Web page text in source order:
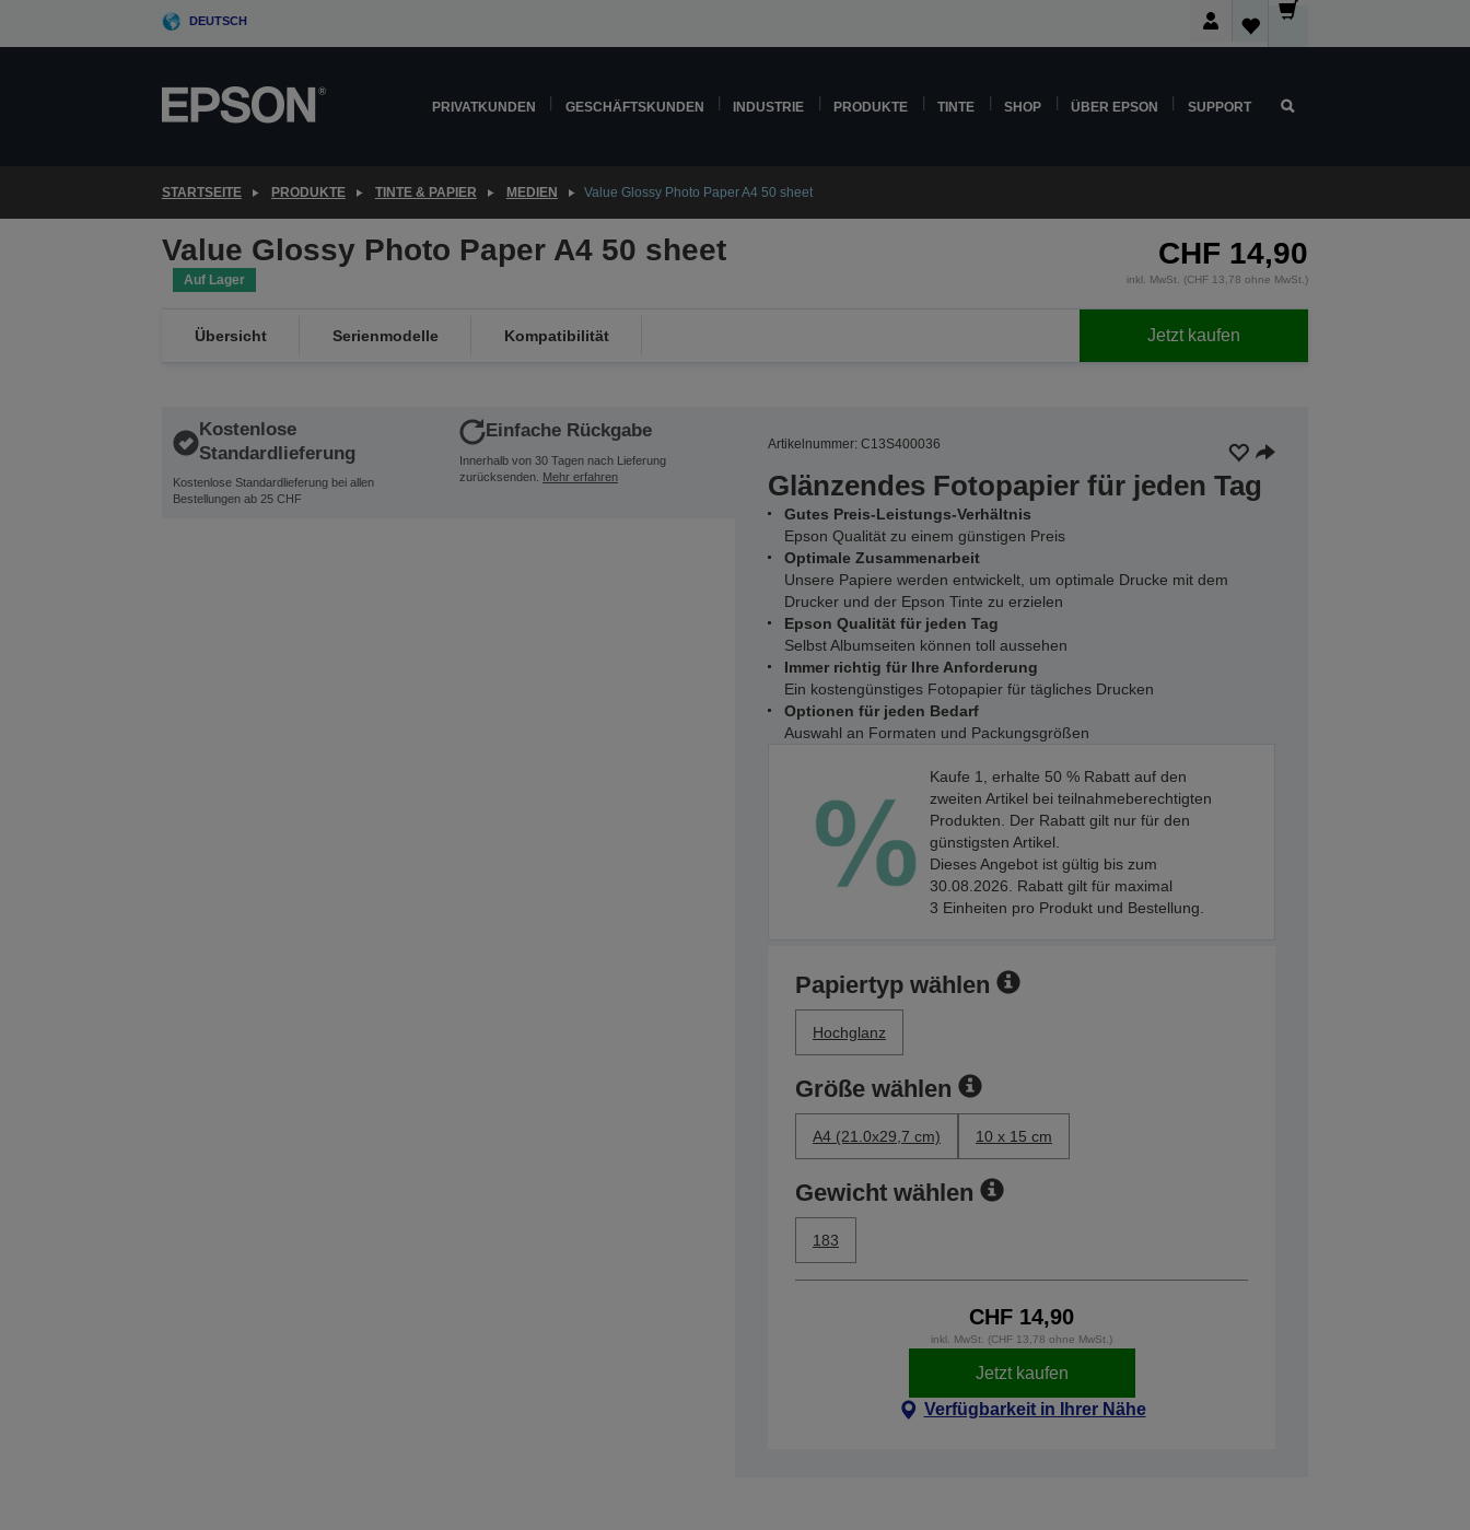
DEUTSCH
PRIVATKUNDEN GESCHÄFTSKUNDEN INDUSTRIE PRODUKTE TINTE SHOP ÜBER EPSON SUPPORT
STARTSEITE PRODUKTE TINTE & PAPIER MEDIEN Value Glossy Photo Paper A4 50 sheet
Value Glossy Photo Paper A4 50 sheet
Auf Lager
CHF 14,90
inkl. MwSt. (CHF 13,78 ohne MwSt.)
Übersicht Serienmodelle Kompatibilität Jetzt kaufen
Kostenlose
Standardlieferung
Kostenlose Standardlieferung bei allen
Bestellungen ab 25 CHF
Einfache Rückgabe
Innerhalb von 30 Tagen nach Lieferung
zurücksenden. Mehr erfahren
Artikelnummer: C13S400036
Glänzendes Fotopapier für jeden Tag
Gutes Preis-Leistungs-Verhältnis
Epson Qualität zu einem günstigen Preis
Optimale Zusammenarbeit
Unsere Papiere werden entwickelt, um optimale Drucke mit dem
Drucker und der Epson Tinte zu erzielen
Epson Qualität für jeden Tag
Selbst Albumseiten können toll aussehen
Immer richtig für Ihre Anforderung
Ein kostengünstiges Fotopapier für tägliches Drucken
Optionen für jeden Bedarf
Auswahl an Formaten und Packungsgrößen
Kaufe 1, erhalte 50 % Rabatt auf den
zweiten Artikel bei teilnahmeberechtigten
Produkten. Der Rabatt gilt nur für den
günstigsten Artikel.
Dieses Angebot ist gültig bis zum
30.08.2026. Rabatt gilt für maximal
3 Einheiten pro Produkt und Bestellung.
Papiertyp wählen
Hochglanz
Größe wählen
A4 (21.0x29,7 cm) 10 x 15 cm
Gewicht wählen
183
CHF 14,90
inkl. MwSt. (CHF 13,78 ohne MwSt.)
Jetzt kaufen
Verfügbarkeit in Ihrer Nähe